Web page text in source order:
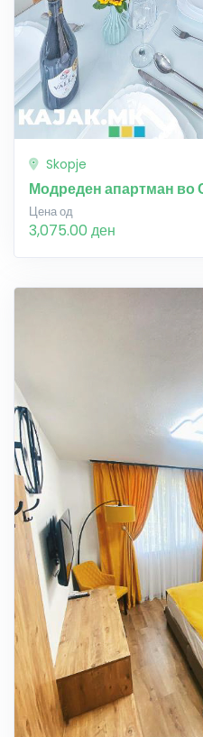
Skopje
Модреден апартман во
Цена од
3,075.00 ден